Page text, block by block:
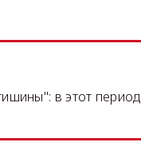
в этот период